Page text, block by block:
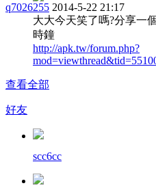
q7026255 2014-5-22 21:17
大大今天笑了嗎?分享一
時鐘
http://apk.tw/forum.php?
查看全部
好友
scc6cc